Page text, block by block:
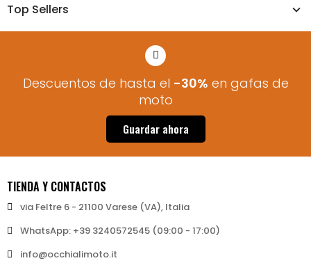
Top Sellers
Descuentos de hasta el -30% en gafas de
moto
Guardar ahora
TIENDA Y CONTACTOS
via Feltre 6 - 21100 Varese (VA), Italia
WhatsApp: +39 3240572545 (09:00 - 17:00)
info@occhialimoto.it